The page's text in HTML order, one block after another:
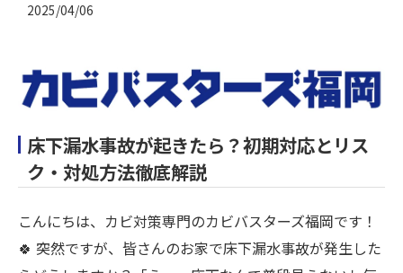
2025/04/06
床下漏水事故が起きたら？初期対応とリス
ク・対処方法徹底解説
こんにちは、カビ対策専門のカビバスターズ福岡です！
🍀 突然ですが、皆さんのお家で床下漏水事故が発生した